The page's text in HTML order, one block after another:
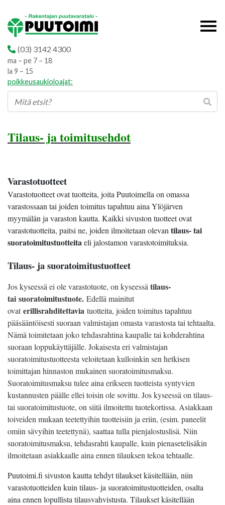
(03) 3142 4300
ma – pe 7 – 18
la 9 – 15
poikkeusaukioloajat:
Tilaus- ja toimitusehdot
Varastotuotteet
Varastotuotteet ovat tuotteita, joita Puutoimella on omassa
varastossaan tai joiden toimitus tapahtuu aina Ylöjärven
myymälän ja varaston kautta. Kaikki sivuston tuotteet ovat
varastotuotteita, paitsi ne, joiden ilmoitetaan olevan tilaus- tai
suoratoimitustuotteitaeli jalostamon varastotoimituksia.
Tilaus- ja suoratoimitustuotteet
Jos kyseessä ei ole varastotuote, on kyseessä tilaus-
tai suoratoimitustuote. Edellä mainitut
ovaterillisrahditettavia tuotteita, joiden toimitus tapahtuu
pääsääntöisesti suoraan valmistajan omasta varastosta tai tehtaalta.
Nämä toimitetaan joko tehdasrahtina kaupalle tai kohderahtina
suoraan loppukäyttäjälle. Jokaisesta eri valmistajan
suoratoimitustuotteesta veloitetaan kulloinkin sen hetkisen
toimittajan hinnaston mukainen suoratoimitusmaksu.
Suoratoimitusmaksu tulee aina erikseen tuotteista syntyvien
kustannusten päälle ellei toisin ole sovittu. Jos kyseessä on tilaus-
tai suoratoimitustuote, on siitä ilmoitettu tuotekortissa. Asiakkaan
toiveiden mukaan teetettyihin tuotteisiin ja eriin, (esim. paneelit
omiin sävyihin teetettynä), saattaa tulla pienjalostuslisä. Niin
suoratoimitusmaksu, tehdasrahti kaupalle, kuin pienasetelisäkin
ilmoitetaan asiakkaalle aina ennen tilauksen tekoa tehtaalle.
Puutoimi.fi sivuston kautta tehdyt tilaukset käsitellään, niin
varastotuotteiden kuin tilaus- ja suoratoimitustuotteiden, osalta
aina ennen lopullista tilausvahvistusta. Tilaukset käsitellään